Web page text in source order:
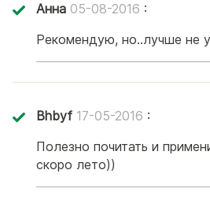
Анна 05-08-2016 :
Рекомендую, но..лучше не
Bhbyf 17-05-2016 :
Полезно почитать и
скоро лето))